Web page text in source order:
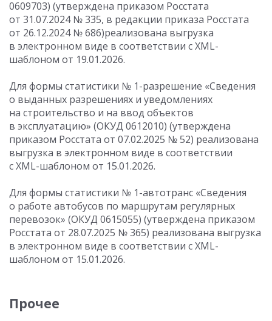
0609703) (утверждена приказом Росстата
от 31.07.2024 № 335, в редакции приказа Росстата
от 26.12.2024 № 686)реализована выгрузка
в электронном виде в соответствии с XML-
шаблоном от 19.01.2026.
Для формы статистики № 1-разрешение «Сведения
о выданных разрешениях и уведомлениях
на строительство и на ввод объектов
в эксплуатацию» (ОКУД 0612010) (утверждена
приказом Росстата от 07.02.2025 № 52) реализована
выгрузка в электронном виде в соответствии
с XML-шаблоном от 15.01.2026.
Для формы статистики № 1-автотранс «Сведения
о работе автобусов по маршрутам регулярных
перевозок» (ОКУД 0615055) (утверждена приказом
Росстата от 28.07.2025 № 365) реализована выгрузка
в электронном виде в соответствии с XML-
шаблоном от 15.01.2026.
Прочее